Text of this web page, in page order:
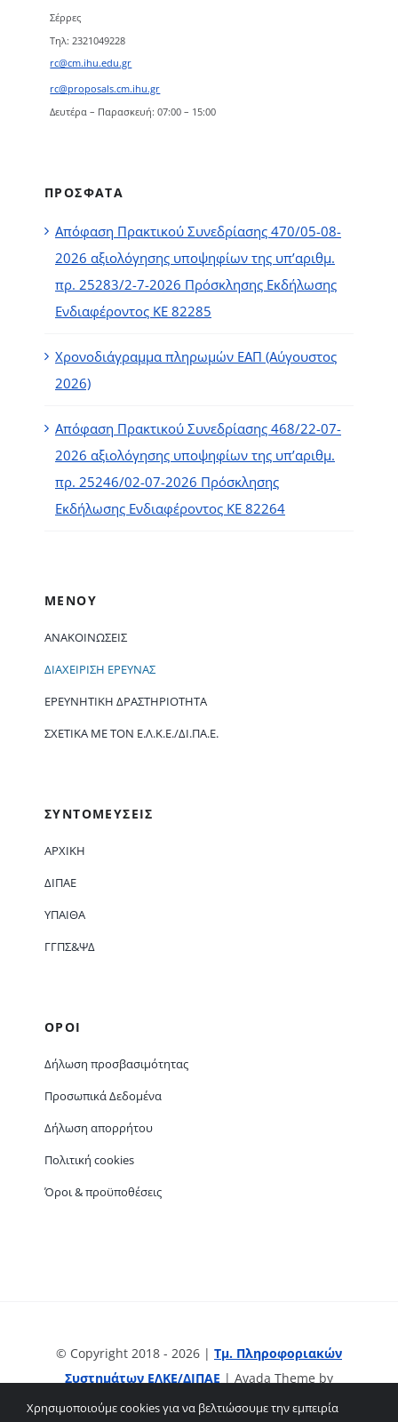
Σέρρες
Τηλ: 2321049228
rc@cm.ihu.edu.gr
rc@proposals.cm.ihu.gr
Δευτέρα – Παρασκευή: 07:00 – 15:00
ΠΡΟΣΦΑΤΑ
Απόφαση Πρακτικού Συνεδρίασης 470/05-08-
2026 αξιολόγησης υποψηφίων της υπ’αριθμ.
πρ. 25283/2-7-2026 Πρόσκλησης Εκδήλωσης
Ενδιαφέροντος ΚΕ 82285
Χρονοδιάγραμμα πληρωμών ΕΑΠ (Αύγουστος
2026)
Απόφαση Πρακτικού Συνεδρίασης 468/22-07-
2026 αξιολόγησης υποψηφίων της υπ’αριθμ.
πρ. 25246/02-07-2026 Πρόσκλησης
Εκδήλωσης Ενδιαφέροντος ΚΕ 82264
ΜΕΝΟΥ
ΑΝΑΚΟΙΝΏΣΕΙΣ
ΔΙΑΧΕΊΡΙΣΗ ΈΡΕΥΝΑΣ
ΕΡΕΥΝΗΤΙΚΉ ΔΡΑΣΤΗΡΙΌΤΗΤΑ
ΣΧΕΤΙΚΆ ΜΕ ΤΟΝ Ε.Λ.Κ.Ε./ΔΙ.ΠΑ.Ε.
ΣΥΝΤΟΜΕΥΣΕΙΣ
ΑΡΧΙΚΗ
ΔΙΠΑΕ
ΥΠΑΙΘΑ
ΓΓΠΣ&ΨΔ
ΟΡΟΙ
Δήλωση προσβασιμότητας
Προσωπικά Δεδομένα
Δήλωση απορρήτου
Πολιτική cookies
Όροι & προϋποθέσεις
© Copyright 2018 - 2026 | Τμ. Πληροφοριακών
Συστημάτων ΕΛΚΕ/ΔΙΠΑΕ | Avada Theme by
ThemeFusion | All Rights Reserved | Powered by
Χρησιμοποιούμε cookies για να βελτιώσουμε την εμπειρία